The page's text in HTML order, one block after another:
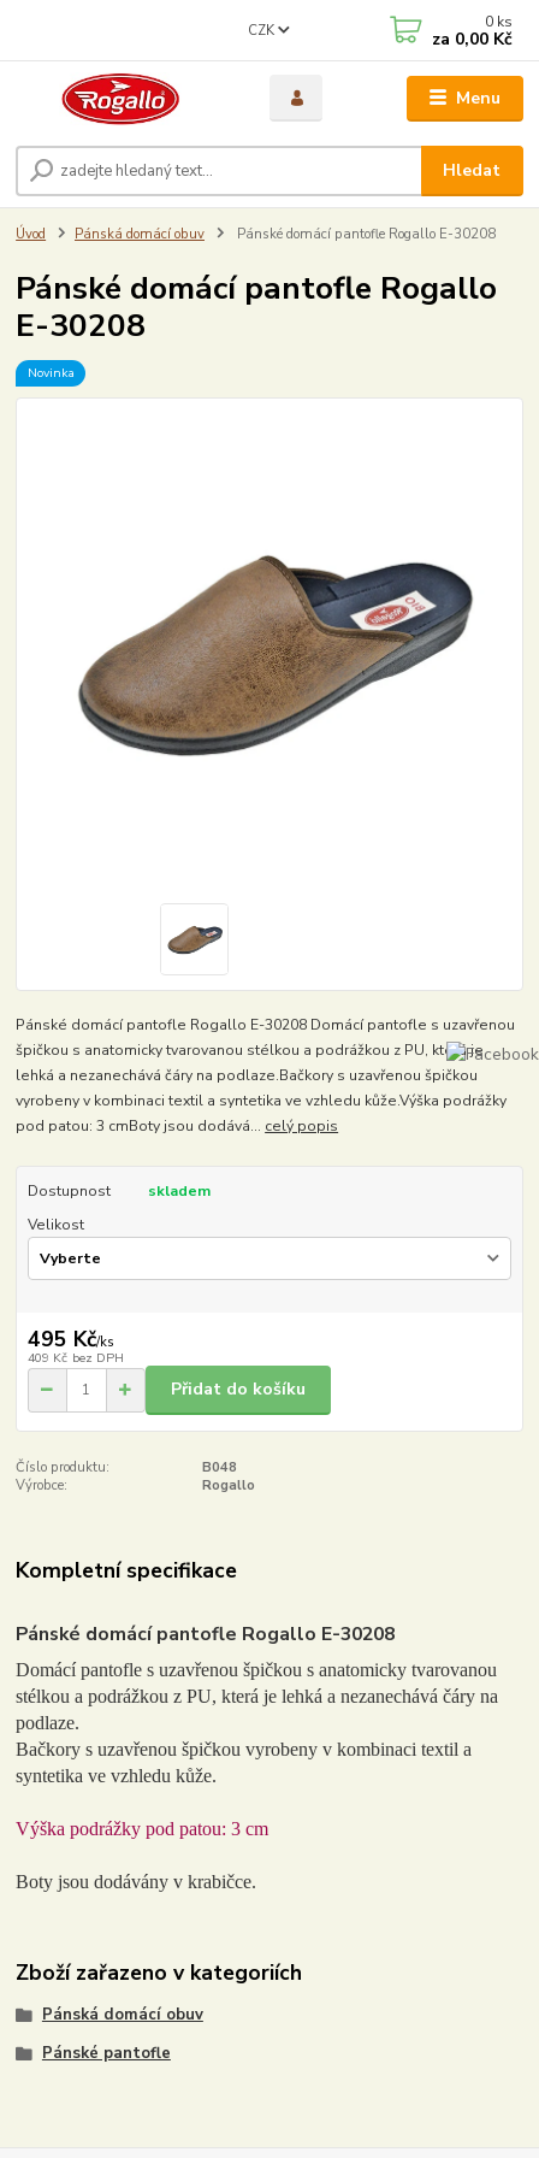
Menu
CZK
Hledat
0 ks
za 0,00 Kč
Úvod Pánská domácí obuv Pánské domácí pantofle Rogallo E-30208
Pánské domácí pantofle Rogallo
E-30208
Novinka
Pánské domácí pantofle Rogallo E-30208 Domácí pantofle s uzavřenou
špičkou s anatomicky tvarovanou stélkou a podrážkou z PU, která je
lehká a nezanechává čáry na podlaze.Bačkory s uzavřenou špičkou
vyrobeny v kombinaci textil a syntetika ve vzhledu kůže.Výška podrážky
pod patou: 3 cmBoty jsou dodává... celý popis
Dostupnost
skladem
Velikost
495 Kč/ks
409 Kč bez DPH
Přidat do košíku
Číslo produktu:
B048
Výrobce:
Rogallo
Kompletní specifikace
Pánské domácí pantofle Rogallo E-30208
Domácí pantofle s uzavřenou špičkou s anatomicky tvarovanou
stélkou a podrážkou z PU, která je lehká a nezanechává čáry na
podlaze.
Bačkory s uzavřenou špičkou vyrobeny v kombinaci textil a
syntetika ve vzhledu kůže.
Výška podrážky pod patou: 3 cm
Boty jsou dodávány v krabičce.
Zboží zařazeno v kategoriích
Pánská domácí obuv
Pánské pantofle